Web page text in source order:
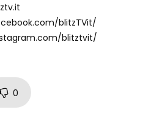
blitzTVit/
blitztvit/
0